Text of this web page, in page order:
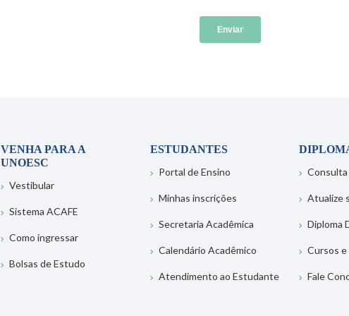
VENHA PARA A
UNOESC
Vestibular
Sistema ACAFE
Como ingressar
Bolsas de Estudo
ESTUDANTES
Portal de Ensino
Minhas inscrições
Secretaria Acadêmica
Calendário Acadêmico
Atendimento ao Estudante
Consulta
Atualize
Diploma
Cursos
Fale